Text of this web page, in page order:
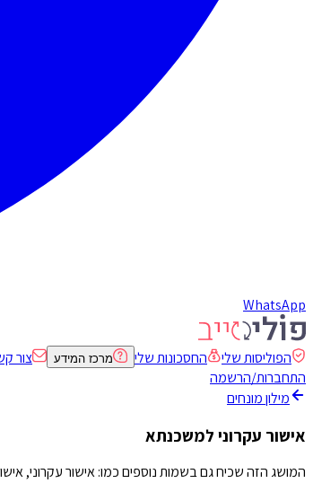
WhatsApp
הפוליסות שלי החסכונות שלי מרכז המידע צור
התחברות/הרשמה
מילון מונחים
אישור עקרוני למשכנתא
המושג הזה שכיח גם בשמות נוספים כמו: אישור עקרוני,